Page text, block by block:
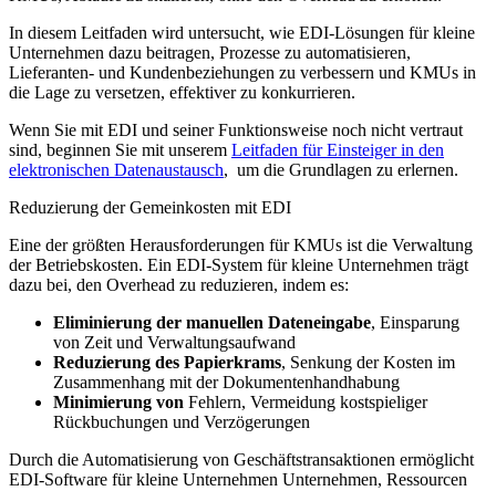
In diesem Leitfaden wird untersucht, wie EDI-Lösungen für kleine
Unternehmen dazu beitragen, Prozesse zu automatisieren,
Lieferanten- und Kundenbeziehungen zu verbessern und KMUs in
die Lage zu versetzen, effektiver zu konkurrieren.
Wenn Sie mit EDI und seiner Funktionsweise noch nicht vertraut
sind, beginnen Sie mit unserem Leitfaden für Einsteiger in den
elektronischen Datenaustausch, um die Grundlagen zu erlernen.
Reduzierung der Gemeinkosten mit EDI
Eine der größten Herausforderungen für KMUs ist die Verwaltung
der Betriebskosten. Ein EDI-System für kleine Unternehmen trägt
dazu bei, den Overhead zu reduzieren, indem es:
Eliminierung der manuellen Dateneingabe, Einsparung
von Zeit und Verwaltungsaufwand
Reduzierung des Papierkrams, Senkung der Kosten im
Zusammenhang mit der Dokumentenhandhabung
Minimierung von Fehlern, Vermeidung kostspieliger
Rückbuchungen und Verzögerungen
Durch die Automatisierung von Geschäftstransaktionen ermöglicht
EDI-Software für kleine Unternehmen Unternehmen, Ressourcen